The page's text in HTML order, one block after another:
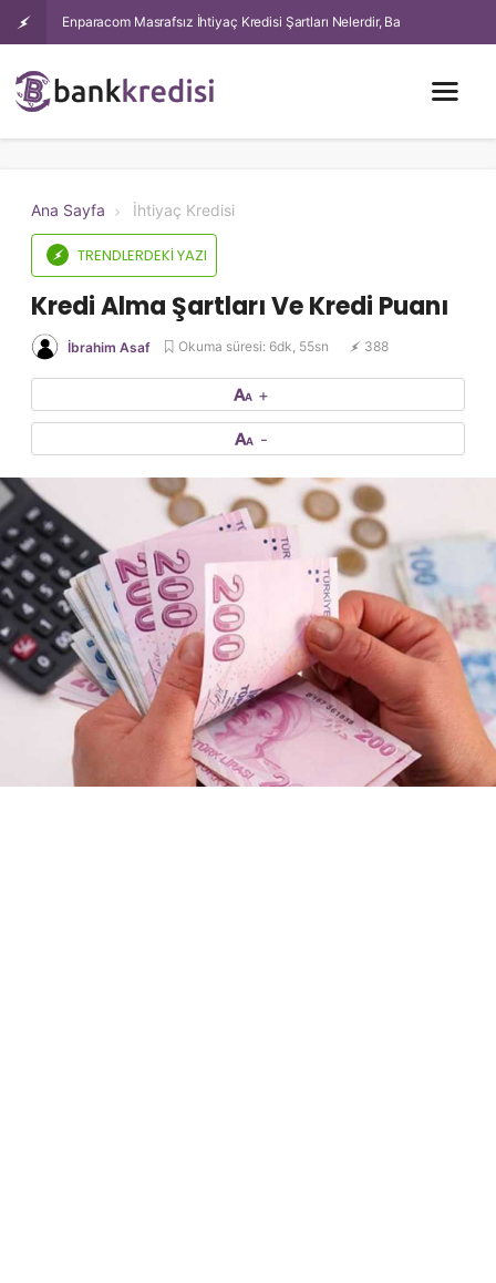
Enparacom Masrafsız İhtiyaç Kredisi Şartları Nelerdir, Başvuru Nasıl
Ana Sayfa İhtiyaç Kredisi
TRENDLERDEKI YAZI
Kredi Alma Şartları Ve Kredi Puanı
İbrahim Asaf Okuma süresi: 6dk, 55sn 388
+
-